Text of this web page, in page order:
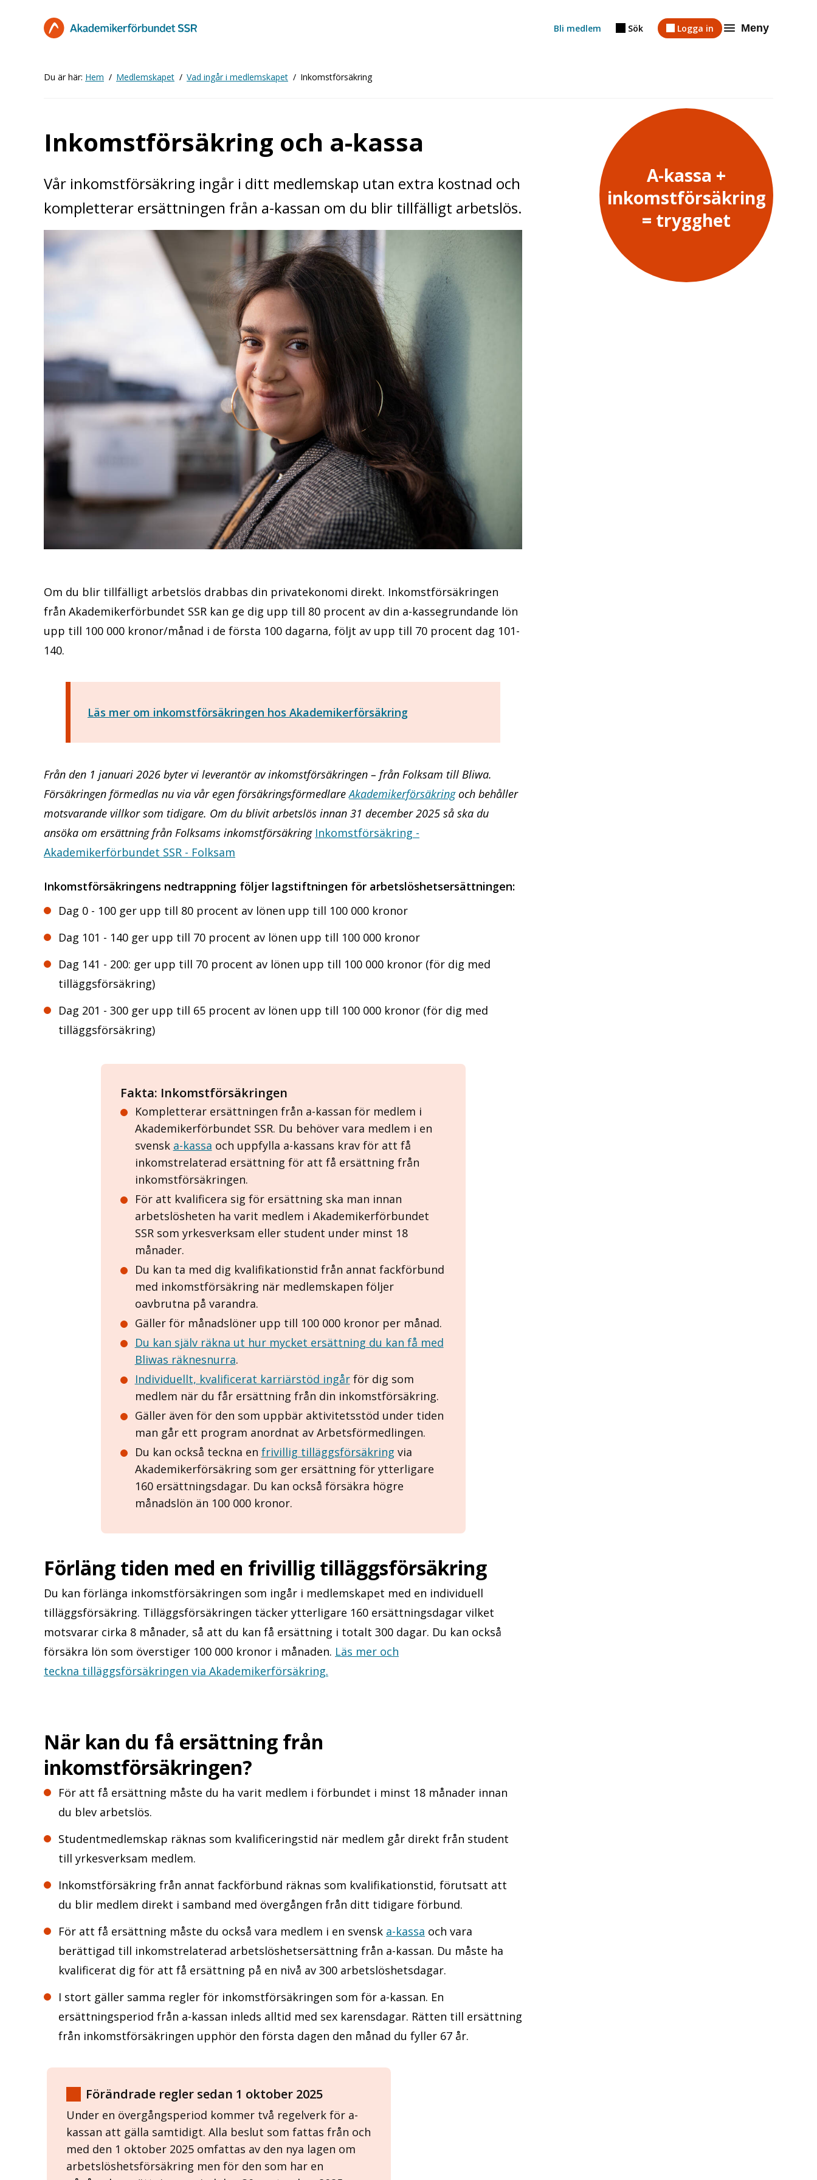
Bli medlem Sök Logga in Meny
Du är här: Hem Medlemskapet Vad ingår i medlemskapet Inkomstförsäkring
Inkomstförsäkring och a-kassa
Vår inkomstförsäkring ingår i ditt medlemskap utan extra kostnad och
kompletterar ersättningen från a-kassan om du blir tillfälligt arbetslös.
Om du blir tillfälligt arbetslös drabbas din privatekonomi direkt. Inkomstförsäkringen
från Akademikerförbundet SSR kan ge dig upp till 80 procent av din a-kassegrundande lön
upp till 100 000 kronor/månad i de första 100 dagarna, följt av upp till 70 procent dag 101-
140.
Läs mer om inkomstförsäkringen hos Akademikerförsäkring
Från den 1 januari 2026 byter vi leverantör av inkomstförsäkringen – från Folksam till Bliwa.
Försäkringen förmedlas nu via vår egen försäkringsförmedlareAkademikerförsäkringoch behåller
motsvarande villkor som tidigare. Om du blivit arbetslös innan 31 december 2025 så ska du
ansöka om ersättning från Folksams inkomstförsäkring Inkomstförsäkring -
Akademikerförbundet SSR - Folksam
Inkomstförsäkringens nedtrappning följer lagstiftningen för arbetslöshetsersättningen:
Dag 0 - 100 ger upp till 80 procent av lönen upp till 100 000 kronor
Dag 101 - 140 ger upp till 70 procent av lönen upp till 100 000 kronor
Dag 141 - 200: ger upp till 70 procent av lönen upp till 100 000 kronor (för dig med
tilläggsförsäkring)
Dag 201 - 300 ger upp till 65 procent av lönen upp till 100 000 kronor (för dig med
tilläggsförsäkring)
Fakta: Inkomstförsäkringen
Kompletterar ersättningen från a-kassan för medlem i
Akademikerförbundet SSR. Du behöver vara medlem i en
svensk a-kassa och uppfylla a-kassans krav för att få
inkomstrelaterad ersättning för att få ersättning från
inkomstförsäkringen.
För att kvalificera sig för ersättning ska man innan
arbetslösheten ha varit medlem i Akademikerförbundet
SSR som yrkesverksam eller student under minst 18
månader.
Du kan ta med dig kvalifikationstid från annat fackförbund
med inkomstförsäkring när medlemskapen följer
oavbrutna på varandra.
Gäller för månadslöner upp till 100 000 kronor per månad.
Du kan själv räkna ut hur mycket ersättning du kan få med
Bliwas räknesnurra.
Individuellt, kvalificerat karriärstöd ingårför dig som
medlem när du får ersättning från din inkomstförsäkring.
Gäller även för den som uppbär aktivitetsstöd under tiden
man går ett program anordnat av Arbetsförmedlingen.
Du kan också teckna en frivillig tilläggsförsäkring via
Akademikerförsäkring som ger ersättning för ytterligare
160 ersättningsdagar. Du kan också försäkra högre
månadslön än 100 000 kronor.
Förläng tiden med en frivillig tilläggsförsäkring
Du kan förlänga inkomstförsäkringen som ingår i medlemskapet med en individuell
tilläggsförsäkring. Tilläggsförsäkringen täcker ytterligare 160 ersättningsdagar vilket
motsvarar cirka 8 månader, så att du kan få ersättning i totalt 300 dagar. Du kan också
försäkra lön som överstiger 100 000 kronor i månaden. Läs mer och
teckna tilläggsförsäkringen via Akademikerförsäkring.
När kan du få ersättning från
inkomstförsäkringen?
För att få ersättning måste du ha varit medlem i förbundet i minst 18 månader innan
du blev arbetslös.
Studentmedlemskap räknas som kvalificeringstid när medlem går direkt från student
till yrkesverksam medlem.
Inkomstförsäkring från annat fackförbund räknas som kvalifikationstid, förutsatt att
du blir medlem direkt i samband med övergången från ditt tidigare förbund.
För att få ersättning måste du också vara medlem i en svensk a-kassa och vara
berättigad till inkomstrelaterad arbetslöshetsersättning från a-kassan. Du måste ha
kvalificerat dig för att få ersättning på en nivå av 300 arbetslöshetsdagar.
I stort gäller samma regler för inkomstförsäkringen som för a-kassan. En
ersättningsperiod från a-kassan inleds alltid med sex karensdagar. Rätten till ersättning
från inkomstförsäkringen upphör den första dagen den månad du fyller 67 år.
Förändrade regler sedan 1 oktober 2025
Under en övergångsperiod kommer två regelverk för a-
kassan att gälla samtidigt. Alla beslut som fattas från och
med den 1 oktober 2025 omfattas av den nya lagen om
arbetslöshetsförsäkring men för den som har en
A-kassa +
inkomstförsäkring
= trygghet